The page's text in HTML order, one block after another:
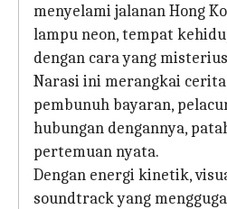
menyelami jalanan Hong
lampu neon, tempat
dengan cara yang
Narasi ini merangkai
pembunuh bayaran,
hubungan dengannya,
pertemuan nyata.
Dengan energi kinetik,
soundtrack yang